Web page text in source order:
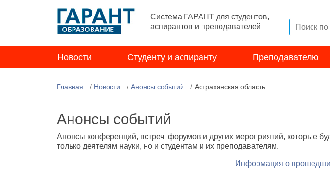
Система ГАРАНТ для студентов,
аспирантов и преподавателей
Новости Студенту и аспиранту Преподавателю
Главная Новости Анонсы событий Астраханская область
Анонсы событий
Анонсы конференций, встреч, форумов и других мероприятий, которые
только деятелям науки, но и студентам и их преподавателям.
Информация о